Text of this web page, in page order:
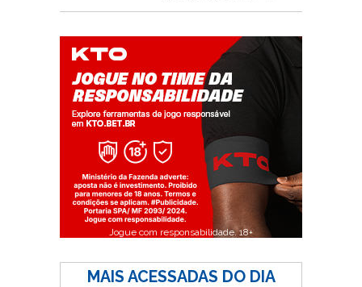
Jogue com responsabilidade. 18+
MAIS ACESSADAS DO DIA